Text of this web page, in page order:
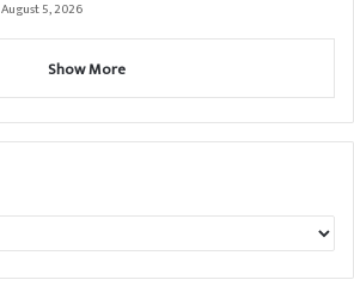
August 5, 2026
Show More